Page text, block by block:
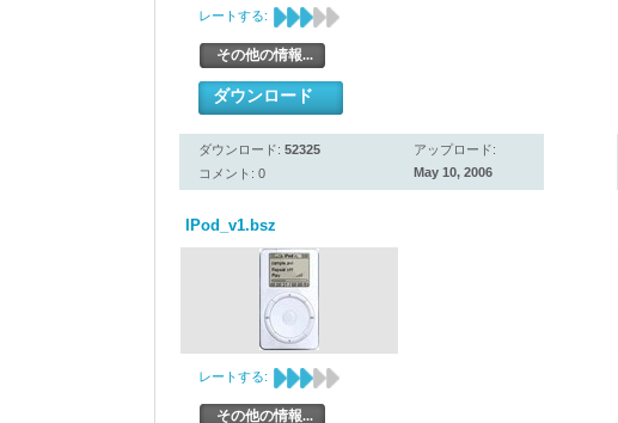
レートする:
その他の情報...
ダウンロード
ダウンロード: 52325
コメント: 0
アップロード:
May 10, 2006
IPod_v1.bsz
レートする:
その他の情報...